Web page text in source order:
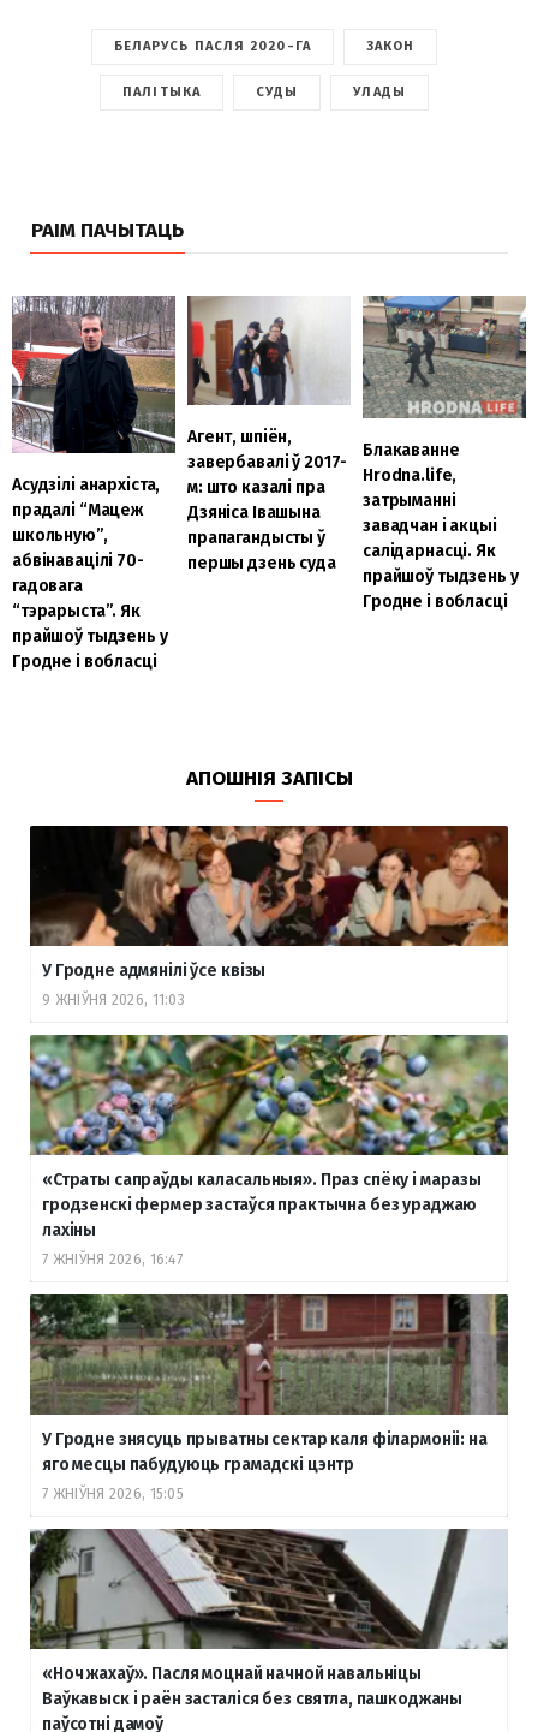
БЕЛАРУСЬ ПАСЛЯ 2020-ГА ЗАКОН
ПАЛІТЫКА СУДЫ УЛАДЫ
РАІМ ПАЧЫТАЦЬ
Асудзілі анархіста,
прадалі “Мацеж
школьную”,
абвінавацілі 70-
гадовага
“тэрарыста”. Як
прайшоў тыдзень у
Гродне і вобласці
Агент, шпіён,
завербавалі ў 2017-
м: што казалі пра
Дзяніса Івашына
прапагандысты ў
першы дзень суда
Блакаванне
Hrodna.life,
затрыманні
завадчан і акцыі
салідарнасці. Як
прайшоў тыдзень у
Гродне і вобласці
АПОШНІЯ ЗАПІСЫ
У Гродне адмянілі ўсе квізы
9 ЖНІЎНЯ 2026, 11:03
«Страты сапраўды каласальныя». Праз спёку і маразы
гродзенскі фермер застаўся практычна без ураджаю
лахіны
7 ЖНІЎНЯ 2026, 16:47
У Гродне знясуць прыватны сектар каля філармоніі: на
яго месцы пабудуюць грамадскі цэнтр
7 ЖНІЎНЯ 2026, 15:05
«Ноч жахаў». Пасля моцнай начной навальніцы
Ваўкавыск і раён засталіся без святла, пашкоджаны
паўсотні дамоў